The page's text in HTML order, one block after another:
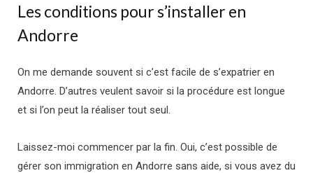
Les conditions pour s’installer en
Andorre
On me demande souvent si c’est facile de s’expatrier en
Andorre. D’autres veulent savoir si la procédure est longue
et si l’on peut la réaliser tout seul.
Laissez-moi commencer par la fin. Oui, c’est possible de
gérer son immigration en Andorre sans aide, si vous avez du